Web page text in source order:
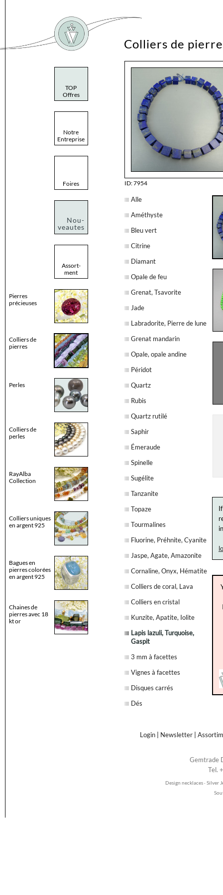
TOP
Offres
Notre
Entreprise
Foires
Nou-
veautes
Assort-
ment
Pierres
précieuses
Colliers de
pierres
Perles
Colliers de
perles
RayAlba
Collection
Colliers uniques
en argent 925
Bagues en
pierres colorées
en argent 925
Chaines de
pierres avec 18
kt or
Colliers de
ID: 7954
Alle
Améthyste
Bleu vert
Citrine
Diamant
Opale de feu
Grenat, Tsavorite
Jade
Labradorite, Pierre de lune
Grenat mandarin
Opale, opale andine
Péridot
Quartz
Rubis
Quartz rutilé
Saphir
Émeraude
Spinelle
Sugélite
Tanzanite
Topaze
Tourmalines
Fluorine, Préhnite, Cyanite
Jaspe, Agate, Amazonite
Cornaline, Onyx, Hématite
Colliers de coral, Lava
Colliers en cristal
Kunzite, Apatite, Iolite
Lapis lazuli, Turquoise,
Gaspit
3 mm à facettes
Vignes à facettes
Disques carrés
Dés
Login Newsletter
Gemtrade
Tel.
Design necklaces · Silver